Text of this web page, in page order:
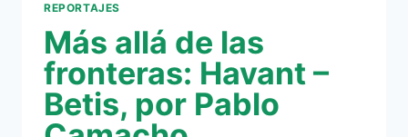
REPORTAJES
Más allá de las
fronteras: Havant –
Betis, por Pablo